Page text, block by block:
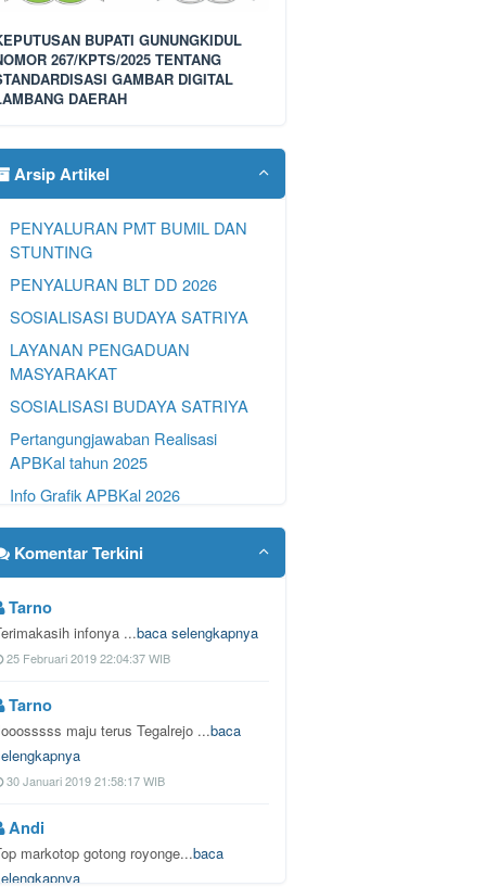
BUPATI GUNUNGKIDUL
267/KPTS/2025 TENTANG
GAMBAR DIGITAL
DAERAH
Arsip Artikel
PENYALURAN PMT BUMIL DAN
STUNTING
PENYALURAN BLT DD 2026
SOSIALISASI BUDAYA SATRIYA
LAYANAN PENGADUAN
MASYARAKAT
SOSIALISASI BUDAYA SATRIYA
Pertangungjawaban Realisasi
APBKal tahun 2025
Info Grafik APBKal 2026
Komentar Terkini
Tarno
infonya ...baca selengkapnya
25 Februari 2019 22:04:37 WIB
Tarno
maju terus Tegalrejo ...baca
30 Januari 2019 21:58:17 WIB
Andi
markotop gotong royonge...baca